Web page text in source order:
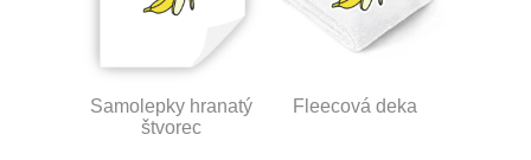
Samolepky hranatý
štvorec
Fleecová deka